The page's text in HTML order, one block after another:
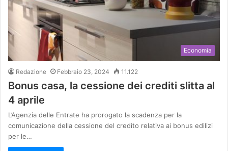
Economia
Redazione Febbraio 23, 2024 11.122
Bonus casa, la cessione dei crediti slitta al
4 aprile
L’Agenzia delle Entrate ha prorogato la scadenza per la
comunicazione della cessione del credito relativa ai bonus edilizi
per le…